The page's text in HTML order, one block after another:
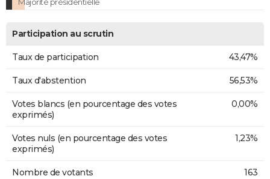
Majorité présidentielle
Participation au scrutin
Taux de participation 43,47%
Taux d'abstention 56,53%
Votes blancs (en pourcentage des votes
exprimés)
0,00%
Votes nuls (en pourcentage des votes
exprimés)
1,23%
Nombre de votants 163